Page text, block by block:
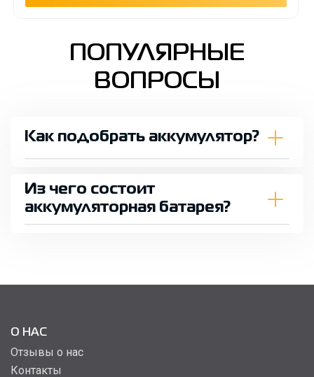
ПОПУЛЯРНЫЕ
ВОПРОСЫ
Как подобрать аккумулятор?
Из чего состоит
аккумуляторная батарея?
О НАС
Отзывы о нас
Контакты